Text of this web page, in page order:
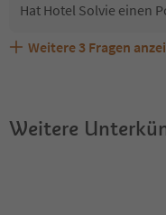
Hat Hotel Solvie einen
Sind Haustiere in der
Welche Services bietet
Erhalten die Gäste von Hotel
Weitere 3 Fragen
Weitere